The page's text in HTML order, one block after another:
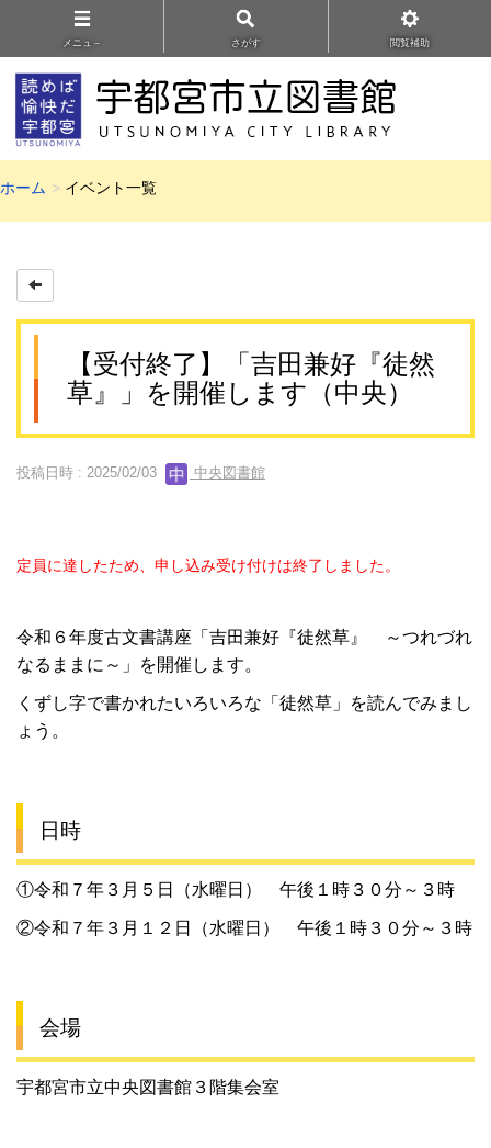
メニュ－ さがす 閲覧補助
ホーム イベント一覧
【受付終了】「吉田兼好『徒然
草』」を開催します（中央）
投稿日時 : 2025/02/03 中央図書館
定員に達したため、申し込み受け付けは終了しました。
令和６年度古文書講座「吉田兼好『徒然草』 ～つれづれ
なるままに～」を開催します。
くずし字で書かれたいろいろな「徒然草」を読んでみまし
ょう。
日時
①令和７年３月５日（水曜日） 午後１時３０分～３時
②令和７年３月１２日（水曜日） 午後１時３０分～３時
会場
宇都宮市立中央図書館３階集会室